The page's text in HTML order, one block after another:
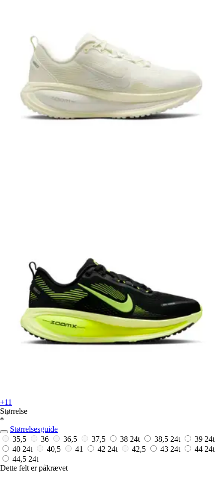
+11
Størrelse
*
Størrelsesguide
35,5
36 36,5 37,5 38 24t 38,5 24t 39 24t
40 24t 40,5 41 42 24t 42,5 43 24t 44 24t
44,5 24t
Dette felt er påkrævet